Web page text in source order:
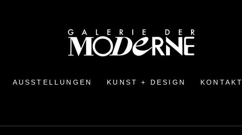
AUSSTELLUNGEN KUNST + DESIGN KONTAKT